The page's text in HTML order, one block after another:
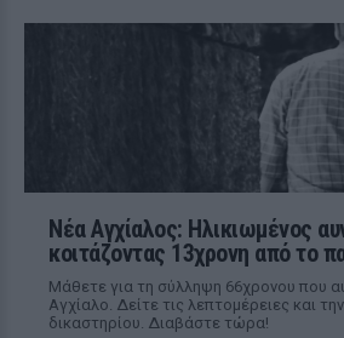
Νέα Αγχίαλος: Ηλικιωμένος
κοιτάζοντας 13χρονη από το
Μάθετε για τη σύλληψη 66χρονου που
Αγχίαλο. Δείτε τις λεπτομέρειες και
δικαστηρίου. Διαβάστε τώρα!